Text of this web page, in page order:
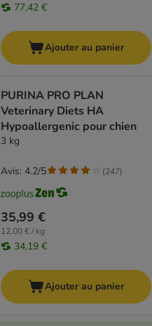
77,42 €
Ajouter au panier
PURINA PRO PLAN
Veterinary Diets HA
Hypoallergenic pour chien
3 kg
35,99 €
12,00 € / kg
34,19 €
Avis: 4.2/5 (247)
Ajouter au panier